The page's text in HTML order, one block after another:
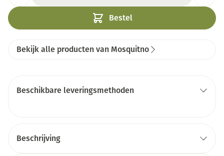
Bestel
Bekijk alle producten van Mosquitno
Beschikbare leveringsmethoden
Beschrijving